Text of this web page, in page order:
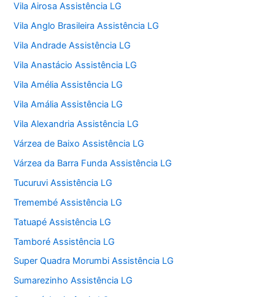
Vila Airosa Assistência LG
Vila Anglo Brasileira Assistência LG
Vila Andrade Assistência LG
Vila Anastácio Assistência LG
Vila Amélia Assistência LG
Vila Amália Assistência LG
Vila Alexandria Assistência LG
Várzea de Baixo Assistência LG
Várzea da Barra Funda Assistência LG
Tucuruvi Assistência LG
Tremembé Assistência LG
Tatuapé Assistência LG
Tamboré Assistência LG
Super Quadra Morumbi Assistência LG
Sumarezinho Assistência LG